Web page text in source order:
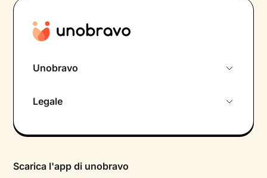
Unobravo
Psicologo in chat
Legale
Termini e condizioni
Scarica l'app di unobravo